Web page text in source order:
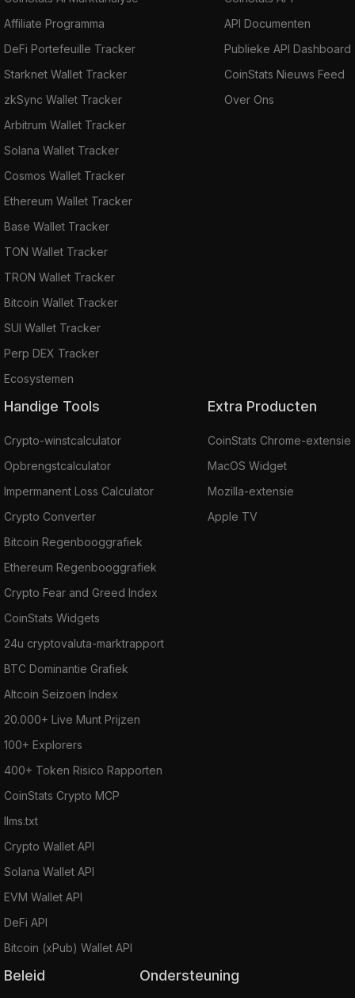
Affiliate Programma
DeFi Portefeuille Tracker
Starknet Wallet Tracker
zkSync Wallet Tracker
Arbitrum Wallet Tracker
Solana Wallet Tracker
Cosmos Wallet Tracker
Ethereum Wallet Tracker
Base Wallet Tracker
TON Wallet Tracker
TRON Wallet Tracker
Bitcoin Wallet Tracker
SUI Wallet Tracker
Perp DEX Tracker
Ecosystemen
API Documenten
Publieke API Dashboard
CoinStats Nieuws Feed
Over Ons
Handige Tools
Crypto-winstcalculator
Opbrengstcalculator
Impermanent Loss Calculator
Crypto Converter
Bitcoin Regenbooggrafiek
Ethereum Regenbooggrafiek
Crypto Fear and Greed Index
CoinStats Widgets
24u cryptovaluta-marktrapport
BTC Dominantie Grafiek
Altcoin Seizoen Index
20.000+ Live Munt Prijzen
100+ Explorers
400+ Token Risico Rapporten
CoinStats Crypto MCP
llms.txt
Crypto Wallet API
Solana Wallet API
EVM Wallet API
DeFi API
Bitcoin (xPub) Wallet API
Extra Producten
CoinStats Chrome-extensie
MacOS Widget
Mozilla-extensie
Apple TV
Beleid Ondersteuning